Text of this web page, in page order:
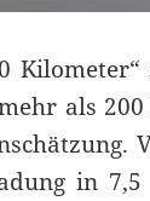
Kilometer“
als 200
in 7,5